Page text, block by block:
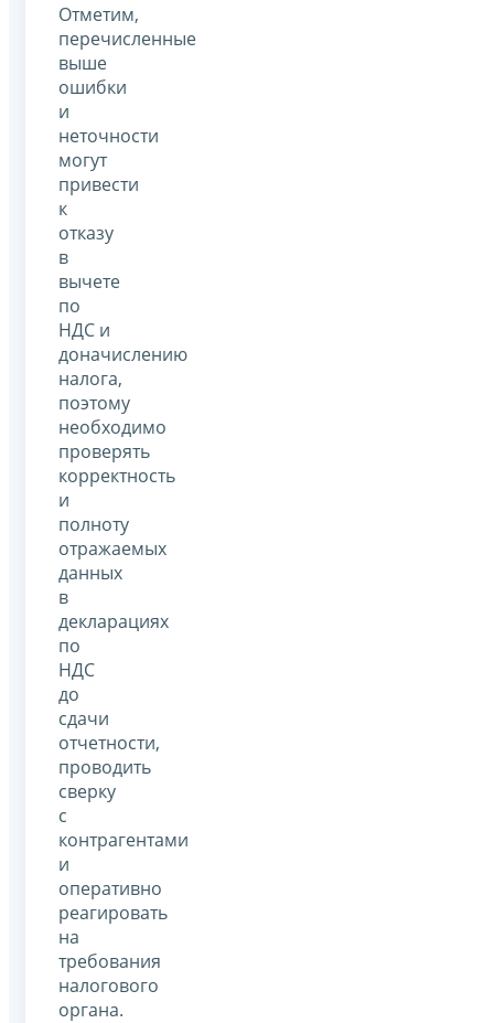
Отметим,
перечисленные
выше
ошибки
и
неточности
могут
привести
к
отказу
в
вычете
по
НДС и
доначислению
налога,
поэтому
необходимо
проверять
корректность
и
полноту
отражаемых
данных
в
декларациях
по
НДС
до
сдачи
отчетности,
проводить
сверку
с
контрагентами
и
оперативно
реагировать
на
требования
налогового
органа.